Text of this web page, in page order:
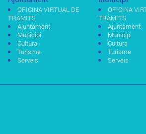
OFICINA VIRTUAL DE
TRÀMITS
Ajuntament
Municipi
Cultura
Turisme
Serveis
OFICINA
TRÀMITS
Ajuntament
Municipi
Cultura
Turisme
Serveis